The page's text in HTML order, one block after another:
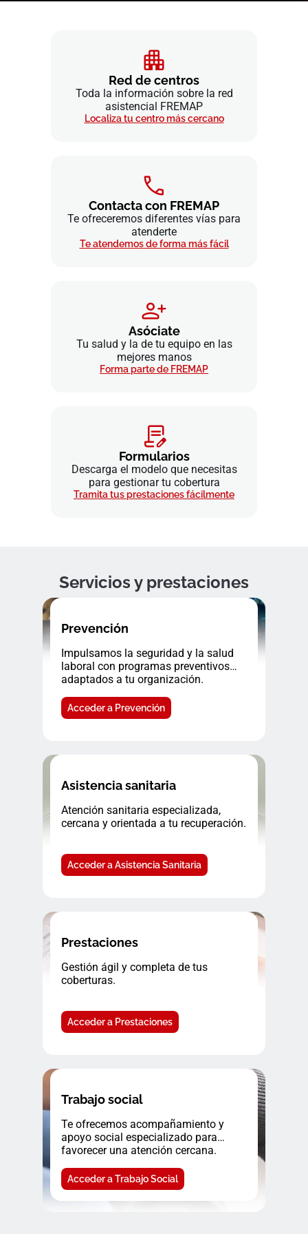
Red de centros
Toda la información sobre la red
asistencial FREMAP
Localiza tu centro más cercano
Contacta con FREMAP
Te ofreceremos diferentes vías para
atenderte
Te atendemos de forma más fácil
Asóciate
Tu salud y la de tu equipo en las
mejores manos
Forma parte de FREMAP
Formularios
Descarga el modelo que necesitas
para gestionar tu cobertura
Tramita tus prestaciones fácilmente
Servicios y prestaciones
Prevención
Impulsamos la seguridad y la salud
laboral con programas preventivos
adaptados a tu organización.
Acceder a Prevención
Asistencia sanitaria
Atención sanitaria especializada,
cercana y orientada a tu recuperación.
Acceder a Asistencia Sanitaria
Prestaciones
Gestión ágil y completa de tus
coberturas.
Acceder a Prestaciones
Trabajo social
Te ofrecemos acompañamiento y
apoyo social especializado para
favorecer una atención cercana.
Acceder a Trabajo Social